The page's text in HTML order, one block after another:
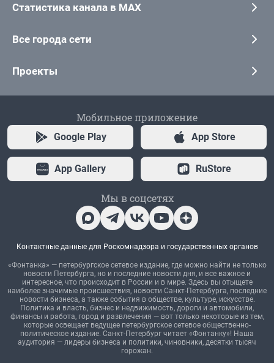
Статистика канала в MAX
Все города сети
Проекты
Мобильное приложение
Google Play App Store
App Gallery RuStore
Мы в соцсетях
Контактные данные для Роскомнадзора и государственных органов
«Фонтанка» — петербургское сетевое издание, где можно найти не только
новости Петербурга, но и последние новости дня, и все важное и
интересное, что происходит в России и в мире. Здесь вы отыщете
наиболее значимые происшествия, новости Санкт-Петербурга, последние
новости бизнеса, а также события в обществе, культуре, искусстве.
Политика и власть, бизнес и недвижимость, дороги и автомобили,
финансы и работа, город и развлечения — вот только некоторые из тем,
которые освещает ведущее петербургское сетевое общественно-
политическое издание. Санкт-Петербург читает «Фонтанку»! Наша
аудитория — лидеры бизнеса и политики, чиновники, десятки тысяч
горожан.